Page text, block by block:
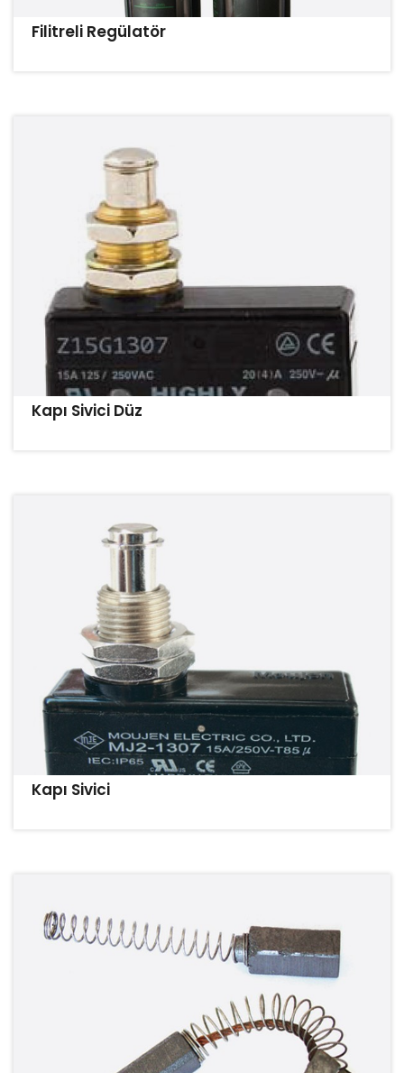
Filitreli Regülatör
Kapı Sivici Düz
Kapı Sivici